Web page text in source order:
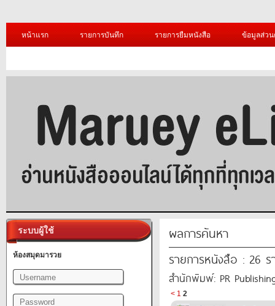
หน้าแรก รายการบันทึก รายการยืมหนังสือ ข้อมูลส่ว
ระบบผู้ใช้
ห้องสมุดมารวย
ผลการค้นหา
รายการหนังสือ : 26 ร
สำนักพิมพ์: PR
< 1 2